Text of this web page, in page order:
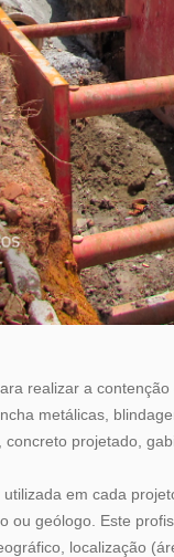
realizar a
metálicas,
projetado,
em cada
ou geólogo. Este
localização